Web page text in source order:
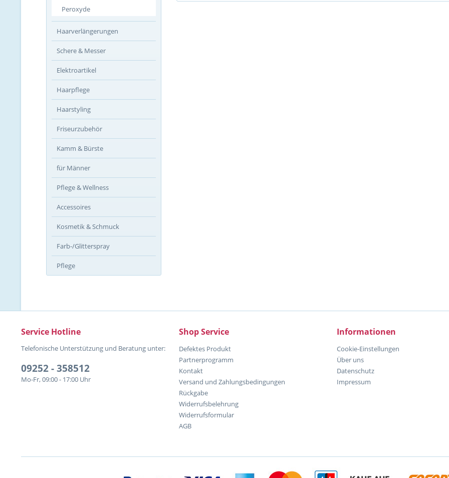
Peroxyde
Haarverlängerungen
Schere & Messer
Elektroartikel
Haarpflege
Haarstyling
Friseurzubehör
Kamm & Bürste
für Männer
Pflege & Wellness
Accessoires
Kosmetik & Schmuck
Farb-/Glitterspray
Pflege
Service Hotline
Telefonische Unterstützung und Beratung unter:
09252 - 358512
Mo-Fr, 09:00 - 17:00 Uhr
Shop Service
Defektes Produkt
Partnerprogramm
Kontakt
Versand und Zahlungsbedingungen
Rückgabe
Widerrufsbelehrung
Widerrufsformular
AGB
Informationen
Cookie-Einstellungen
Über uns
Datenschutz
Impressum